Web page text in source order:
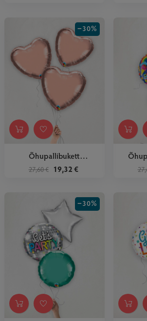
Õhupallibukett
Rooskuldne
27,60 €
−30%
19,32 €
−30%